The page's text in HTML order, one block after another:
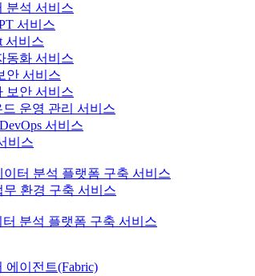
분석 서비스
서비스
서비스
동화 서비스
안 서비스
보안 서비스
드 운영 관리 서비스
서비스
비스
이터 분석 플랫폼 구축 서비스
무 환경 구축 서비스
터 분석 플랫폼 구축 서비스
에이전트(Fabric)